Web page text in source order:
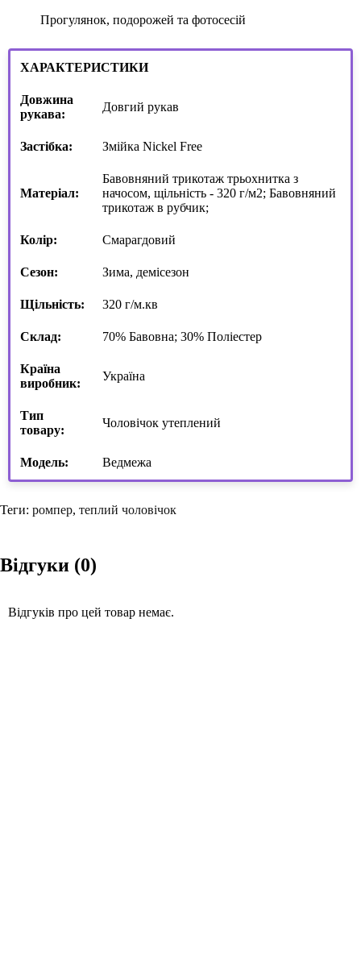
Прогулянок, подорожей та фотосесій
ХАРАКТЕРИСТИКИ
Довжина
рукава:
Довгий рукав
Застібка: Змійка Nickel Free
Матеріал:
Бавовняний трикотаж трьохнитка з
начосом, щільність - 320 г/м2; Бавовняний
трикотаж в рубчик;
Колір: Смарагдовий
Сезон: Зима, демісезон
Щільність: 320 г/м.кв
Склад: 70% Бавовна; 30% Поліестер
Країна
виробник:
Україна
Тип
товару:
Чоловічок утеплений
Модель: Ведмежа
Теги: ромпер, теплий чоловічок
Відгуки (0)
Відгуків про цей товар немає.